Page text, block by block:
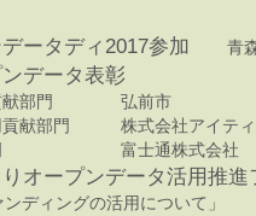
ータディ2017参加
青
ンデータ表彰
貢献部門 弘前市
貢献部門 株式会社アイティ
門 富士通株式会社
オープンデータ活用推進
ディングの活用について」